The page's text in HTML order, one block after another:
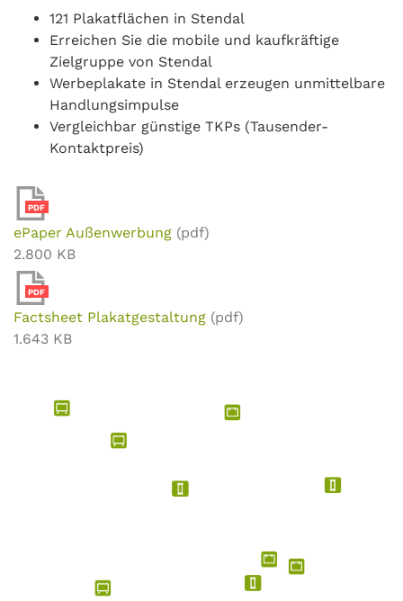
121 Plakatflächen in Stendal
Erreichen Sie die mobile und kaufkräftige
Zielgruppe von Stendal
Werbeplakate in Stendal erzeugen unmittelbare
Handlungsimpulse
Vergleichbar günstige TKPs (Tausender-
Kontaktpreis)
PDF
ePaper Außenwerbung (pdf)
2.800 KB
PDF
Factsheet Plakatgestaltung (pdf)
1.643 KB